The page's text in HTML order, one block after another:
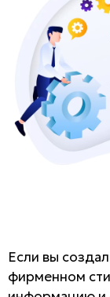
Если вы
фирменном